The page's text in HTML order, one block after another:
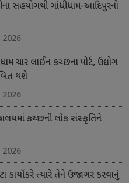
સહયોગથી ગાંધીધામ-આદિપુરનો
ચાર લાઈન કચ્છના પોર્ટ, ઉદ્યોગ
થશે
કચ્છની લોક સંસ્કૃતિને
કાર્યો કરે ત્યારે તેને ઉજાગર કરવાનું